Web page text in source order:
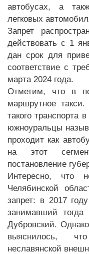
автобусах, а
легковых
Запрет
действовать с 1
дан срок для
соответствие с
марта 2024 года.
Отметим, что в
маршрутное
такого транспорта
южноуральцы
проходит как
на этот
постановление
Интересно, что
Челябинской
запрет: в 2017
занимавший тогда
Дубровский.
выяснилось,
неславянской